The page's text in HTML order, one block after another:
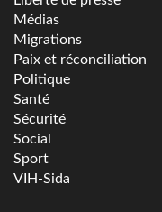
Médias
Migrations
Paix et réconciliation
Politique
Santé
Sécurité
Social
Sport
VIH-Sida